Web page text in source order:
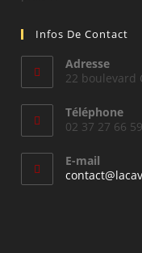
Infos De Contact
Adresse
22 boulevard
Téléphone
02 37 27 66 59
E-mail